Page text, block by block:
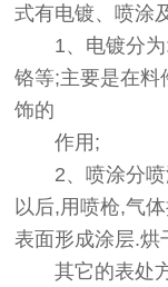
式有电镀、喷涂
1、电镀分为:
铬等;主要是在料
饰的
作用;
2、喷涂分喷
以后,用喷枪,气
表面形成涂层.烘
其它的表处方